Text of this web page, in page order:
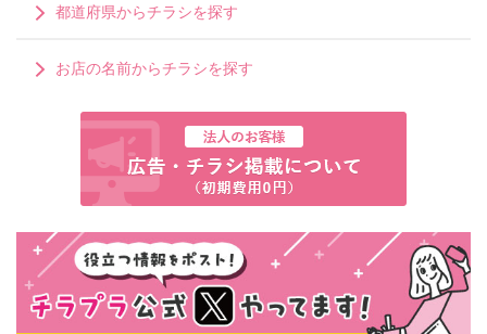
都道府県からチラシを探す
お店の名前からチラシを探す